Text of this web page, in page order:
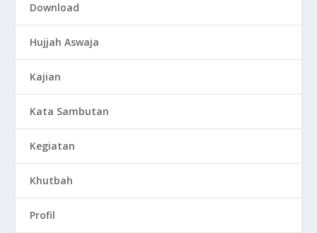
Download
Hujjah Aswaja
Kajian
Kata Sambutan
Kegiatan
Khutbah
Profil